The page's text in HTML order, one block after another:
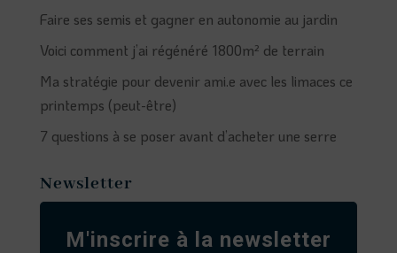
Faire ses semis et gagner en autonomie au jardin
Voici comment j’ai régénéré 1800m² de terrain
Ma stratégie pour devenir ami.e avec les limaces ce
printemps (peut-être)
7 questions à se poser avant d’acheter une serre
Newsletter
M'inscrire à la newsletter